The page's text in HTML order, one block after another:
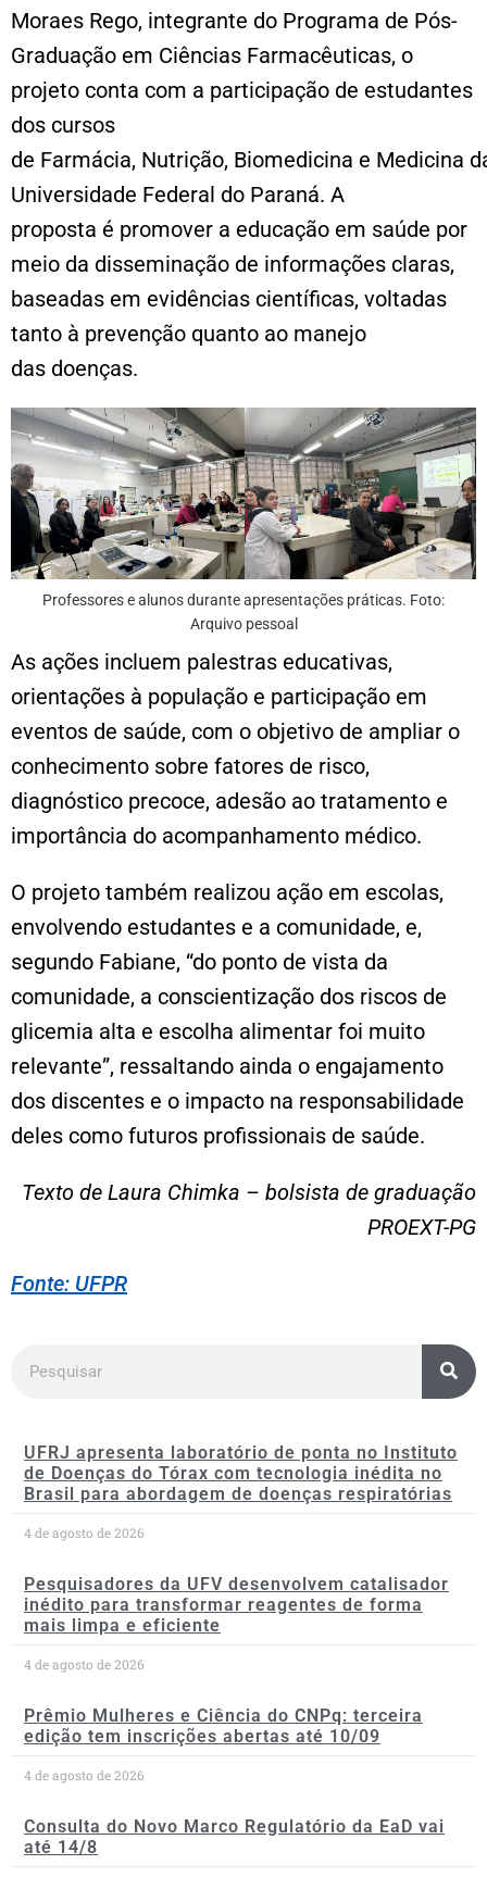
Moraes Rego, integrante do Programa de Pós-
Graduação em Ciências Farmacêuticas, o
projeto conta com a participação de estudantes
dos cursos
de Farmácia, Nutrição, Biomedicina e Medicina
Universidade Federal do Paraná. A
proposta é promover a educação em saúde por
meio da disseminação de informações claras,
baseadas em evidências científicas, voltadas
tanto à prevenção quanto ao manejo
das doenças.
Professores e alunos durante apresentações práticas. Foto:
Arquivo pessoal
As ações incluem palestras educativas,
orientações à população e participação em
eventos de saúde, com o objetivo de ampliar o
conhecimento sobre fatores de risco,
diagnóstico precoce, adesão ao tratamento e
importância do acompanhamento médico.
O projeto também realizou ação em escolas,
envolvendo estudantes e a comunidade, e,
segundo Fabiane, “do ponto de vista da
comunidade, a conscientização dos riscos de
glicemia alta e escolha alimentar foi muito
relevante”, ressaltando ainda o engajamento
dos discentes e o impacto na responsabilidade
deles como futuros profissionais de saúde.
Texto de Laura Chimka – bolsista de graduação
PROEXT-PG
Fonte: UFPR
UFRJ apresenta laboratório de ponta no Instituto
de Doenças do Tórax com tecnologia inédita no
Brasil para abordagem de doenças respiratórias
4 de agosto de 2026
Pesquisadores da UFV desenvolvem catalisador
inédito para transformar reagentes de forma
mais limpa e eficiente
4 de agosto de 2026
Prêmio Mulheres e Ciência do CNPq: terceira
edição tem inscrições abertas até 10/09
4 de agosto de 2026
Consulta do Novo Marco Regulatório da EaD vai
até 14/8